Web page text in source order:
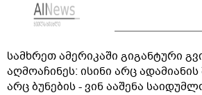
სამხრეთ ამერიკაში გიგანტური
აღმოაჩინეს: ისინი არც
არც ბუნების - ვინ ააშენა